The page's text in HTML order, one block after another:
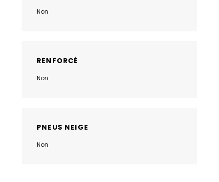
Non
RENFORCÉ
Non
PNEUS NEIGE
Non